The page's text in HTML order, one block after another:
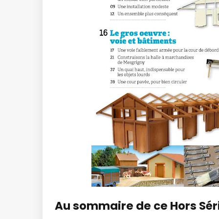
Au sommaire de ce Hors